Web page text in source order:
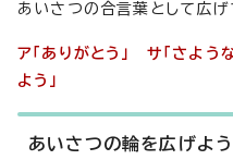
あいさつの合言葉として広げ
ア「ありがとう」 サ「さよう
よう」
あいさつの輪を広げよう